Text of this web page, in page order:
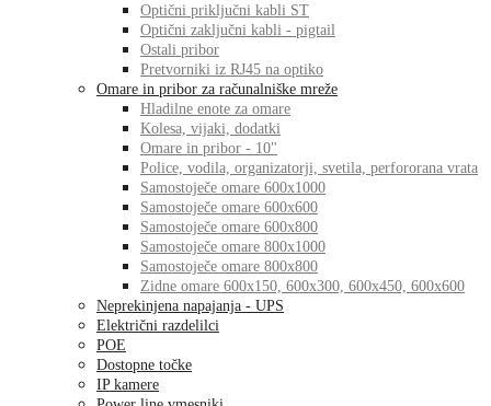
Optični priključni kabli ST
Optični zaključni kabli - pigtail
Ostali pribor
Pretvorniki iz RJ45 na optiko
Omare in pribor za računalniške mreže
Hladilne enote za omare
Kolesa, vijaki, dodatki
Omare in pribor - 10"
Police, vodila, organizatorji, svetila, perfororana vrata
Samostoječe omare 600x1000
Samostoječe omare 600x600
Samostoječe omare 600x800
Samostoječe omare 800x1000
Samostoječe omare 800x800
Zidne omare 600x150, 600x300, 600x450, 600x600
Neprekinjena napajanja - UPS
Električni razdelilci
POE
Dostopne točke
IP kamere